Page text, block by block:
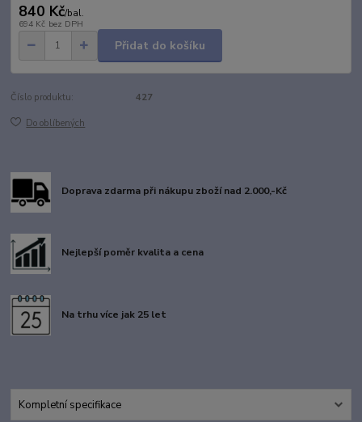
840 Kč/bal.
694 Kč bez DPH
Přidat do košíku
Číslo produktu: 427
Do oblíbených
Doprava zdarma při nákupu zboží nad 2.000,-Kč
Nejlepší poměr kvalita a cena
Na trhu více jak 25 let
Kompletní specifikace